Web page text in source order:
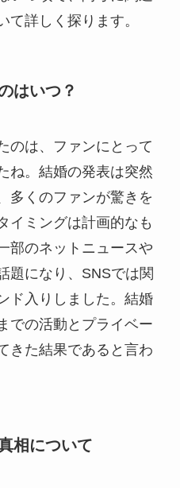
て詳しく探ります。
はいつ？
のは、ファンにとって
ね。結婚の発表は突然
多くのファンが驚きを
イミングは計画的なも
部のネットニュースや
題になり、SNSでは関
ド入りしました。結婚
での活動とプライベー
きた結果であると言わ
相について